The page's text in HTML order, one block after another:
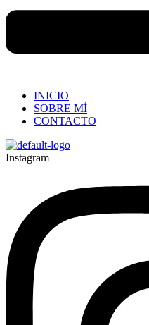
INICIO
SOBRE MÍ
CONTACTO
Instagram